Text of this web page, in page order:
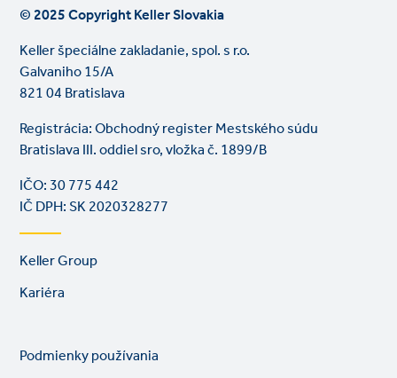
© 2025 Copyright Keller Slovakia
Keller špeciálne zakladanie, spol. s r.o.
Galvaniho 15/A
821 04 Bratislava
Registrácia: Obchodný register Mestského súdu
Bratislava III. oddiel sro, vložka č. 1899/B
IČO: 30 775 442
IČ DPH: SK 2020328277
Footer
links
Keller Group
Kariéra
Legal
Podmienky používania